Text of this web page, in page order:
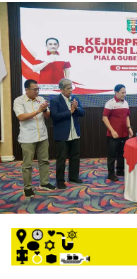
lokal
dan
dinamis,
memiliki
kisaran
harga
iklan
yang
relatif
lebih
murah
dari
Koran
maupun
media
siber
lainnya,
desain